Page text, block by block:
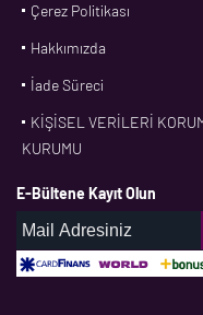
Çerez Politikası
Hakkımızda
İade Süreci
KİŞİSEL VERİLERİ
KURUMU
E-Bültene Kayıt Olun